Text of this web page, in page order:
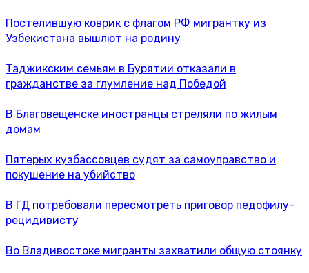
Постелившую коврик с флагом РФ мигрантку из
Узбекистана вышлют на родину
Таджикским семьям в Бурятии отказали в
гражданстве за глумление над Победой
В Благовещенске иностранцы стреляли по жилым
домам
Пятерых кузбассовцев судят за самоуправство и
покушение на убийство
В ГД потребовали пересмотреть приговор педофилу-
рецидивисту
Во Владивостоке мигранты захватили общую стоянку